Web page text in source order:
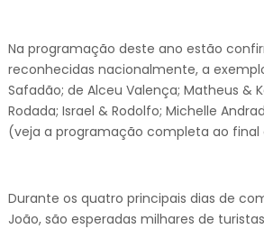
Na programação deste ano estão
reconhecidas nacionalmente, a
Safadão; de Alceu Valença; Matheus &
Rodada; Israel & Rodolfo; Michelle
(veja a programação completa ao final
Durante os quatro principais dias de
João, são esperadas milhares de